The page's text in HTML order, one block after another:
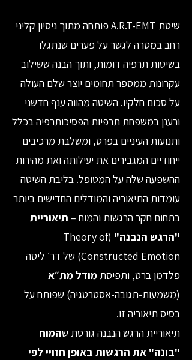
שיטת A.R.T-EMT פותחה מתוך ניסיון קליני
רחב במטרה לגשר על פערים שנתגלו
בשיטות תרפיה דומות, ותוך הבנה ששילוב
עקרונות ממספר תחומים יוצר שלם העולה
על סכום חלקיו. השיטה מהווה ענף חדשני
ורענן במשפחת תרפיות הפסיכותרפיה בכלל
ותנועות העיניים בפרט, ומשלבת מרכיבים
ייחודיים המגבירים את יעילותה ואת מהירות
ההשפעה שלה על המטופל. בליבת השיטה
עומדות התיאוריה והמודלים החדישים ביותר
בתחום חקר הרגשות והמוח – תיאוריית
"הרגש הנבנה" (Theory of
Constructed Emotion) של דר׳ ליסה
פלדמן ברט, ותפיסת מודל מת״א
(משמעות-תגובה-אסטרטגיה) שפותח על
בסיס תיאוריה זו.
תיאוריית הרגש הנבנה גורסת שהמוח
"בונה" את הרגשות באופן חזויי לפי